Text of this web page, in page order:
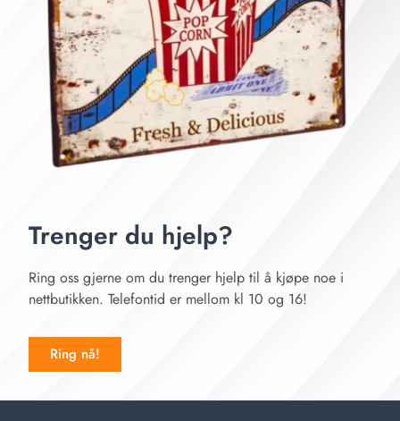
Trenger du hjelp?
Ring oss gjerne om du trenger hjelp til å kjøpe noe i
nettbutikken. Telefontid er mellom kl 10 og 16!
Ring nå!